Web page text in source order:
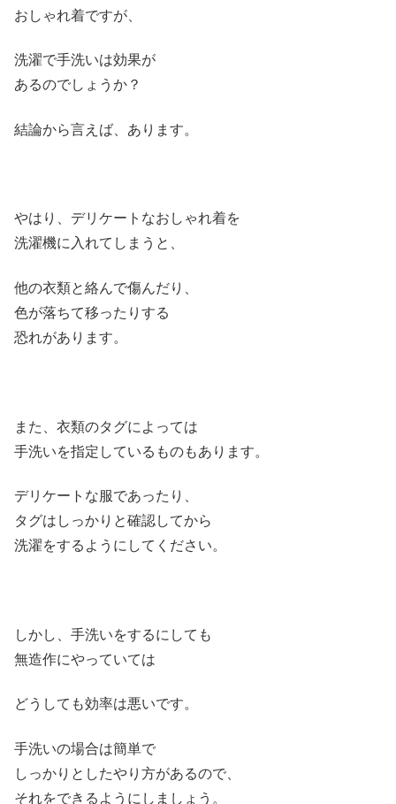
おしゃれ着ですが、
洗濯で手洗いは効果が
あるのでしょうか？
結論から言えば、あります。
やはり、デリケートなおしゃれ着を
洗濯機に入れてしまうと、
他の衣類と絡んで傷んだり、
色が落ちて移ったりする
恐れがあります。
また、衣類のタグによっては
手洗いを指定しているものもあります。
デリケートな服であったり、
タグはしっかりと確認してから
洗濯をするようにしてください。
しかし、手洗いをするにしても
無造作にやっていては
どうしても効率は悪いです。
手洗いの場合は簡単で
しっかりとしたやり方があるので、
それをできるようにしましょう。